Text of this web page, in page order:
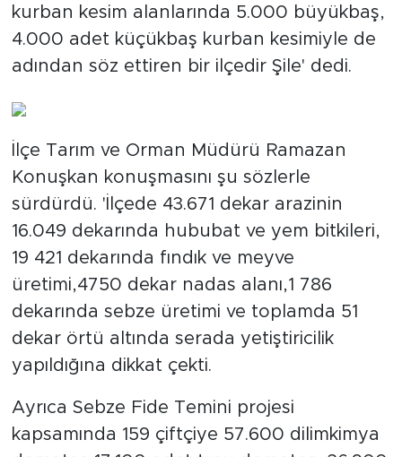
kurban kesim alanlarında 5.000 büyükbaş,
4.000 adet küçükbaş kurban kesimiyle de
adından söz ettiren bir ilçedir Şile' dedi.
İlçe Tarım ve Orman Müdürü Ramazan
Konuşkan konuşmasını şu sözlerle
sürdürdü. 'İlçede 43.671 dekar arazinin
16.049 dekarında hububat ve yem bitkileri,
19 421 dekarında fındık ve meyve
üretimi,4750 dekar nadas alanı,1 786
dekarında sebze üretimi ve toplamda 51
dekar örtü altında serada yetiştiricilik
yapıldığına dikkat çekti.
Ayrıca Sebze Fide Temini projesi
kapsamında 159 çiftçiye 57.600 dilimkimya